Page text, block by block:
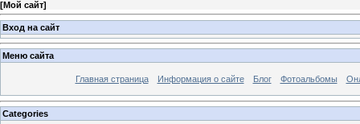
[Мой сайт]
Вход на сайт
Меню сайта
Главная страница Информация о сайте Блог Фотоальбомы
Categories